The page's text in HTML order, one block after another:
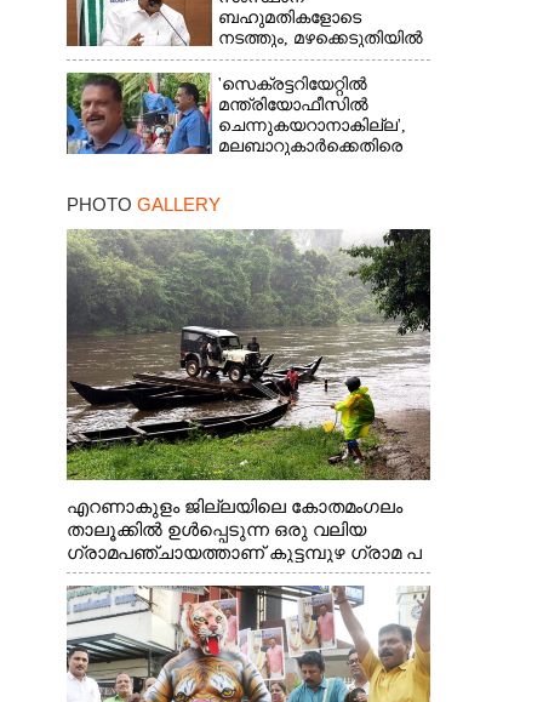
ബഹുമതികളോടെ
നടത്തും, മഴക്കെടുതിയിൽ
നശിച്ച കടകൾക്കും
ധനസഹായം'
'സെക്രട്ടറിയേറ്റിൽ
മന്ത്രിയോഫീസിൽ
ചെന്നുകയറാനാകില്ല',
മലബാറുകാർക്കെതിരെ
നേതാവ്‌
PHOTO GALLERY
എറണാകുളം ജില്ലയിലെ കോതമംഗലം
താലൂക്കിൽ ഉൾപ്പെടുന്ന ഒരു വലിയ
ഗ്രാമപഞ്ചായത്താണ് കുട്ടമ്പുഴ ഗ്രാമ പ
ഞ്ചായത്ത്. ആദിവാസി ഊരുകളായ
വെള്ളാരംകുത്ത്, കത്തിപ്പാറ, ഉറിയംപെട്ടി,
തേക്കല്ല്, വെട്ടിക്കല്ല്, മഞ്ചപ്പാറ എന്നീ
ആറു സ്ഥലങ്ങളിലേക്കുള്ള പ്രധാന
സഞ്ചാര മാർഗമാണ് ഈ കാണുന്ന
കടത്ത് വള്ളം